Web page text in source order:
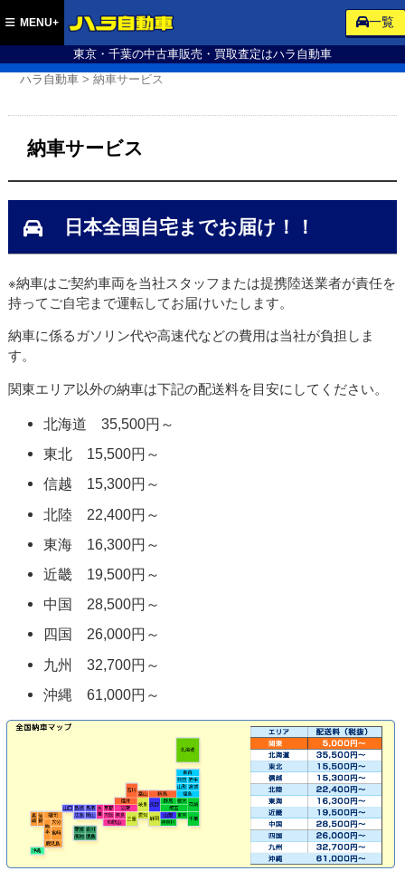
東京・千葉の中古車販売・買取査定はハラ自動車
MENU+ 一覧
ハラ自動車 >納車サービス
納車サービス
日本全国自宅までお届け！！
※納車はご契約車両を当社スタッフまたは提携陸送業者が責任を
持ってご自宅まで運転してお届けいたします。
納車に係るガソリン代や高速代などの費用は当社が負担しま
す。
関東エリア以外の納車は下記の配送料を目安にしてください。
北海道 35,500円～
東北 15,500円～
信越 15,300円～
北陸 22,400円～
東海 16,300円～
近畿 19,500円～
中国 28,500円～
四国 26,000円～
九州 32,700円～
沖縄 61,000円～